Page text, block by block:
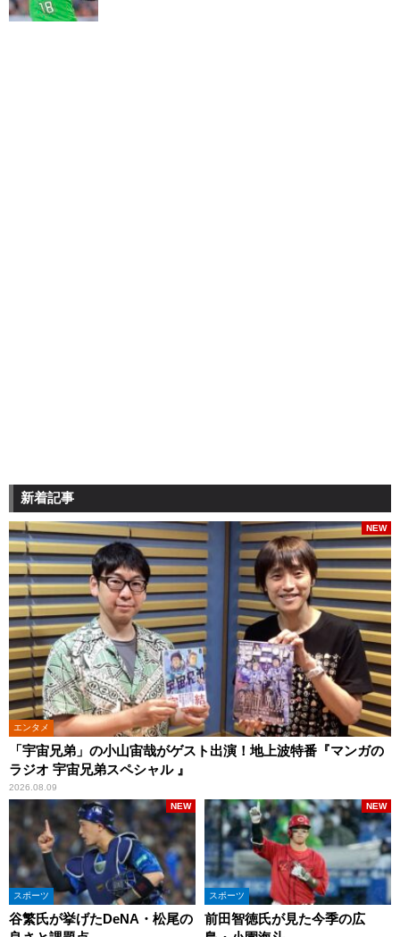
新着記事
エンタメ
「宇宙兄弟」の小山宙哉がゲスト出演！地上波特番『マンガの
ラジオ 宇宙兄弟スペシャル 』
2026.08.09
NEW
スポーツ
谷繁氏が挙げたDeNA・松尾の
NEW
スポーツ
前田智徳氏が見た今季の広
NEW